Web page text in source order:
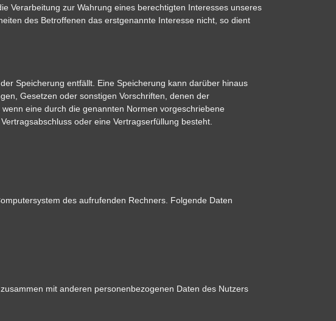
Verarbeitung zur Wahrung eines berechtigten Interesses unseres
des Betroffenen das erstgenannte Interesse nicht, so dient
Speicherung entfällt. Eine Speicherung kann darüber hinaus
Gesetzen oder sonstigen Vorschriften, denen der
eine durch die genannten Normen vorgeschriebene
oder eine Vertragserfüllung besteht.
des aufrufenden Rechners. Folgende Daten
mit anderen personenbezogenen Daten des Nutzers